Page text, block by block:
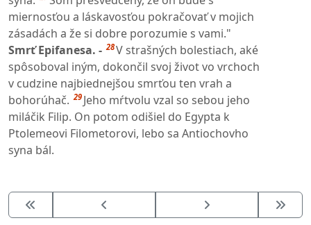
miernosťou a láskavosťou pokračovať v mojich
zásadách a že si dobre porozumie s vami."
Smrť Epifanesa. - 28V strašných bolestiach, aké
spôsoboval iným, dokončil svoj život vo vrchoch
v cudzine najbiednejšou smrťou ten vrah a
bohorúhač. 29 Jeho mŕtvolu vzal so sebou jeho
miláčik Filip. On potom odišiel do Egypta k
Ptolemeovi Filometorovi, lebo sa Antiochovho
syna bál.